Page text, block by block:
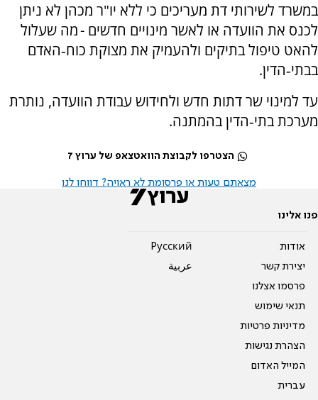
במשרד לשירותי דת מעריכים כי ללא יו"ר מכהן לא ניתן
לכנס את הוועדה או לאשר מינויים חדשים - מה שעלול
להאט טיפול בתיקים ולהעמיק את מצוקת כוח‑האדם
בבתי‑הדין.
עד למינוי שר דתות חדש ולחידוש עבודת הוועדה, נותרת
מערכת בתי‑הדין בהמתנה.
הצטרפו לקבוצת הוואטצאפ של ערוץ 7
מצאתם טעות או פרסומת לא ראויה? דווחו לנו
פנו אלינו
אודות
יצירת קשר
פרסמו אצלנו
תנאי שימוש
מדיניות פרטיות
הצהרת נגישות
המייל האדום
עברית
Pусский
عربية